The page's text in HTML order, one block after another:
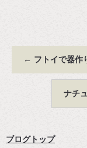
← フトイで器作
ナチ
ブログトップ